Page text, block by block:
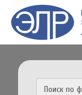
Поиск по